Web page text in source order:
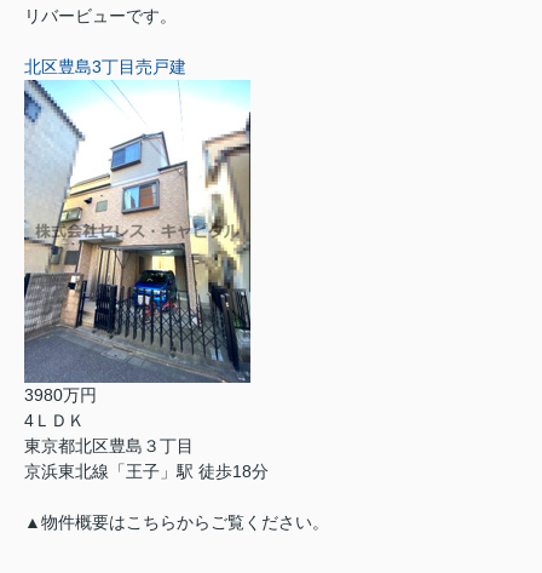
リバービューです。
北区豊島3丁目売戸建
3980万円
4ＬＤＫ
東京都北区豊島３丁目
京浜東北線「王子」駅 徒歩18分
▲物件概要はこちらからご覧ください。